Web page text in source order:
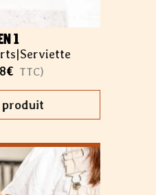
1
|Serviette
€ TTC)